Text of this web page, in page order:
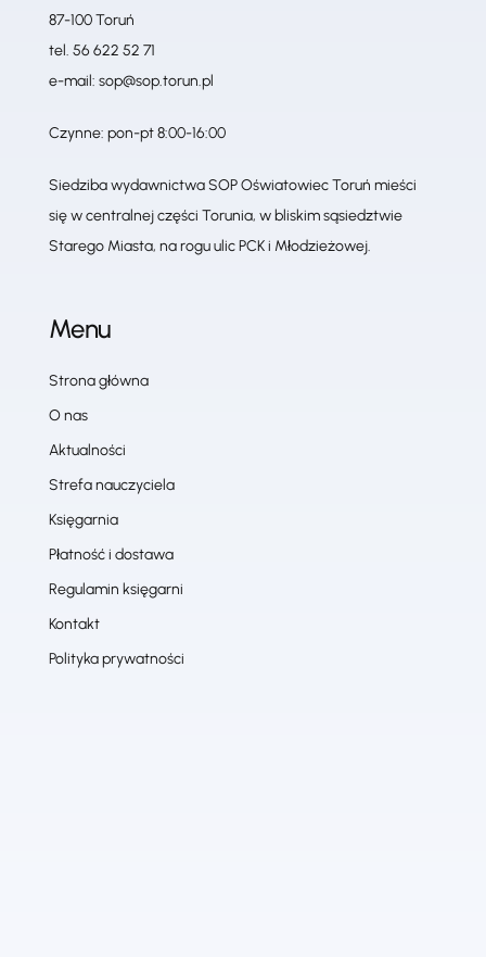
87-100 Toruń
tel. 56 622 52 71
e-mail: sop@sop.torun.pl
Czynne: pon-pt 8:00-16:00
Siedziba wydawnictwa SOP Oświatowiec Toruń mieści
się w centralnej części Torunia, w bliskim sąsiedztwie
Starego Miasta, na rogu ulic PCK i Młodzieżowej.
Menu
Strona główna
O nas
Aktualności
Strefa nauczyciela
Księgarnia
Płatność i dostawa
Regulamin księgarni
Kontakt
Polityka prywatności